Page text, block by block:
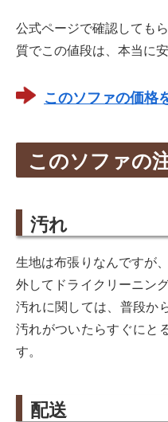
公式ページで確認しても
質でこの値段は、本当に
このソファの価格
このソファの
汚れ
生地は布張りなんですが
外してドライクリーニン
汚れに関しては、普段か
汚れがついたらすぐにと
す。
配送